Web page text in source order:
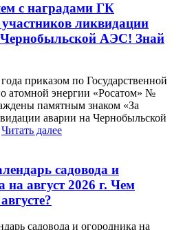
с наградами ГК
ликвидации
АЭС! Знай
приказом по Государственной
атомной энергии «Росатом» №
памятным знаком «За
аварии на Чернобыльской
Читать далее
садовода и
на август 2026 г. Чем
садовода и огородника на